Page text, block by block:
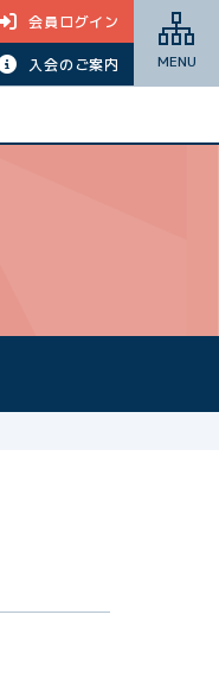
会員ログイン
入会のご案内 MENU